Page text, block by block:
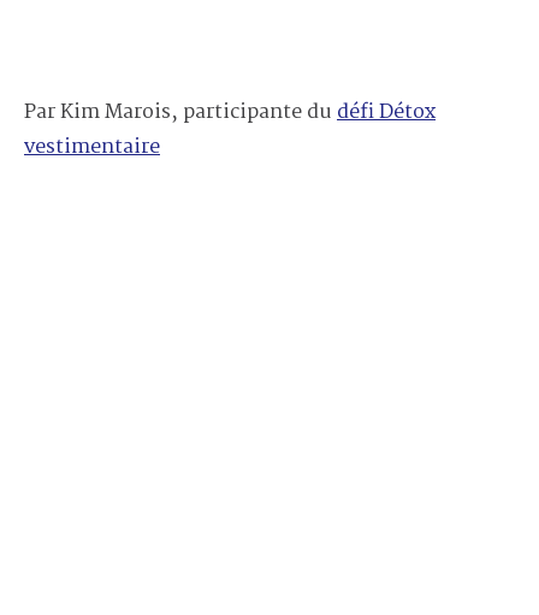
Par Kim Marois, participante dudéfi Détox
vestimentaire